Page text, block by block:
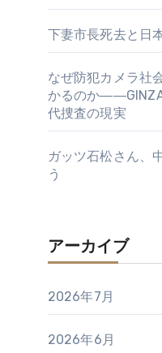
下妻市長死去と日
なぜ防犯カメラ社
かるのか
代捜査の現実
ガッツ石松さん、
う
アーカイブ
2026年7月
2026年6月